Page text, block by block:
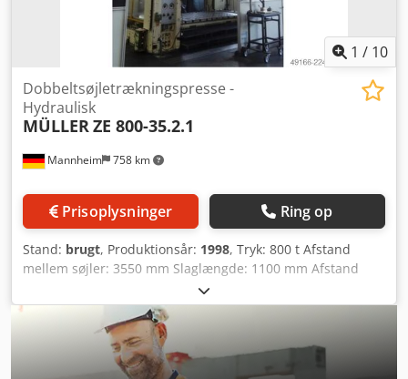
1 / 10
Mannheim 758 km
Dobbeltsøjletrækningspresse -
Hydraulisk
MÜLLERZE 800-35.2.1
Prisoplysninger Ring op
Stand: brugt, Produktionsår: 1998, Tryk: 800 t Afstand
mellem søjler: 3550 mm Slaglængde: 1100 mm Afstand
bord/stempel, stort slag øverst, forstærket øverst: 1900 mm
Bordareal: 3500 x 1800 mm Tryk fra trækpude i bordet: 350
t Slaglængde for trækpude i bordet: 280 mm Tryk fra
trækpude i stemplet: 80 t Slaglængde for trækpude i
stemplet: 160 mm Stempelareal: 3500 x 1800 mm